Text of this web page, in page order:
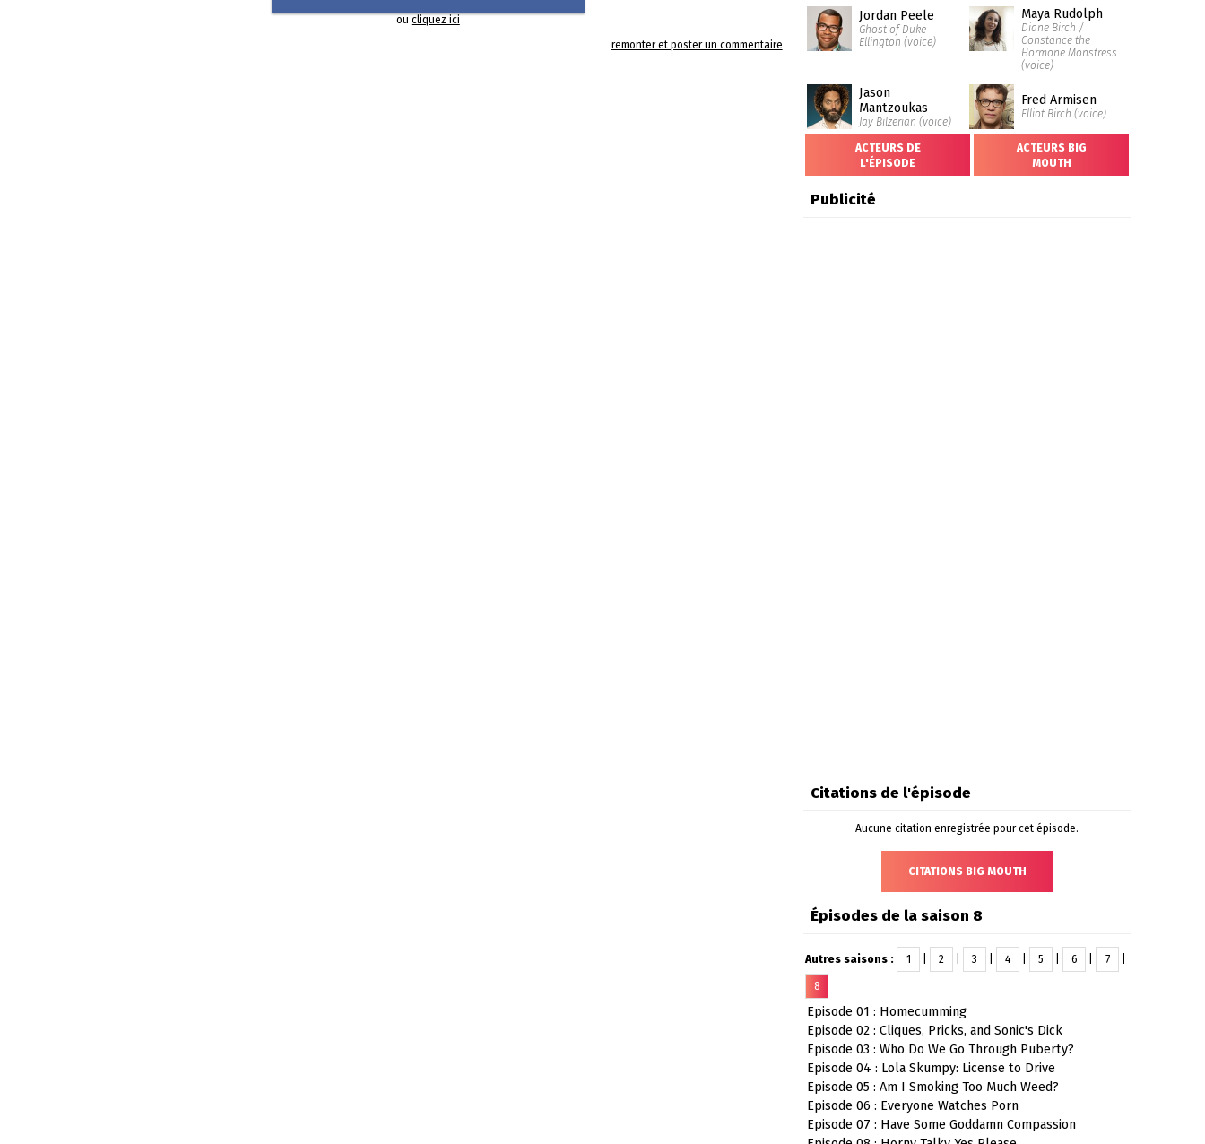
oucliquez ici
remonter et poster un commentaire
Jordan Peele
Ghost of Duke
Ellington (voice)
Maya Rudolph
Diane Birch /
Constance the
Hormone Monstress
(voice)
Jason
Mantzoukas
Jay Bilzerian (voice)
Fred Armisen
Elliot Birch (voice)
ACTEURS DE
L'ÉPISODE
ACTEURS BIG
MOUTH
Publicité
Citations de l'épisode
Aucune citation enregistrée pour cet épisode.
CITATIONS BIG MOUTH
Épisodes de la saison 8
Autres saisons : 1 2 3 4 5 6 7
8
Episode 01 : Homecumming
Episode 02 : Cliques, Pricks, and Sonic's Dick
Episode 03 : Who Do We Go Through Puberty?
Episode 04 : Lola Skumpy: License to Drive
Episode 05 : Am I Smoking Too Much Weed?
Episode 06 : Everyone Watches Porn
Episode 07 : Have Some Goddamn Compassion